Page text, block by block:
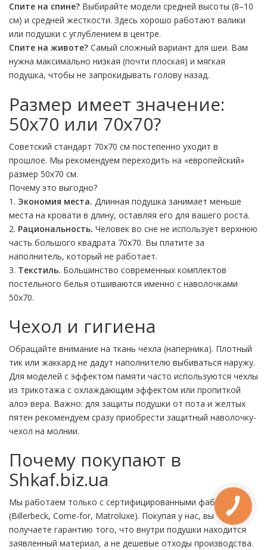
Спите на спине? Выбирайте модели средней высоты (8–10
см) и средней жесткости. Здесь хорошо работают валики
или подушки с углублением в центре.
Спите на животе? Самый сложный вариант для шеи. Вам
нужна максимально низкая (почти плоская) и мягкая
подушка, чтобы не запрокидывать голову назад.
Размер имеет значение:
50х70 или 70х70?
Советский стандарт 70х70 см постепенно уходит в
прошлое. Мы рекомендуем переходить на «европейский»
размер 50х70 см.
Почему это выгодно?
1. Экономия места. Длинная подушка занимает меньше
места на кровати в длину, оставляя его для вашего роста.
2. Рациональность. Человек во сне не использует верхнюю
часть большого квадрата 70х70. Вы платите за
наполнитель, который не работает.
3. Текстиль. Большинство современных комплектов
постельного белья отшиваются именно с наволочками
50х70.
Чехол и гигиена
Обращайте внимание на ткань чехла (наперника). Плотный
тик или жаккард не дадут наполнителю выбиваться наружу.
Для моделей с эффектом памяти часто используются чехлы
из трикотажа с охлаждающим эффектом или пропиткой
алоэ вера. Важно: для защиты подушки от пота и желтых
пятен рекомендуем сразу приобрести защитный наволочку-
чехол на молнии.
Почему покупают в
Shkaf.biz.ua
Мы работаем только с сертифицированными фабриками
(Billerbeck, Come-for, Matroluxe). Покупая у нас, вы
получаете гарантию того, что внутри подушки находится
заявленный материал, а не дешевые отходы производства.